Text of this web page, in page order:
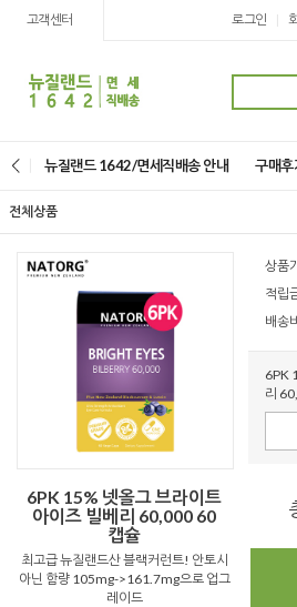
고객센터 로그인 |
뉴질랜드 1642/면세직배송 안내 구매후
전체상품
6PK 15% 넷올그 브라이트
아이즈 빌베리 60,000 60
캡슐
최고급 뉴질랜드산 블랙커런트! 안토시
아닌 함량 105mg->161.7mg으로 업그
레이드
상품
적립
배송비
6PK
리